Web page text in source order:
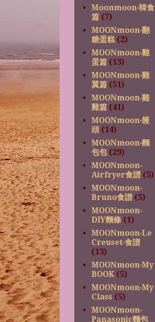
Moonmoon‧韓食
篇 (7)
MOONmoon‧翻
糖蛋糕 (2)
MOONmoon‧雞
蛋篇 (13)
MOONmoon‧雞
翼篇 (51)
MOONmoon‧雞
雞篇 (41)
MOONmoon‧饅
頭 (14)
MOONmoon‧麵
包包 (29)
MOONmoon‧
Airfryer食譜 (5)
MOONmoon‧
Bruno食譜 (5)
MOONmoon‧
DIY麵條 (1)
MOONmoon‧Le
Creuset‧食譜
(13)
MOONmoon‧My
BOOK (5)
MOONmoon‧My
Class (5)
MOONmoon‧
Panasonic麵包